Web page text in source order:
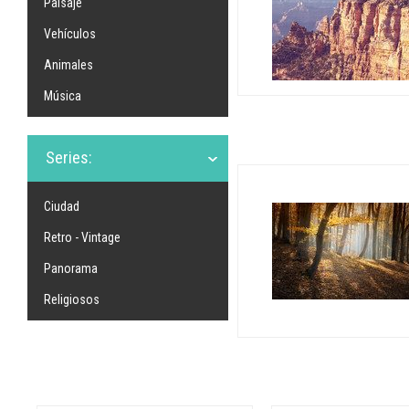
Paisaje
Vehículos
Animales
Música
Series:
Ciudad
Retro - Vintage
Panorama
Religiosos